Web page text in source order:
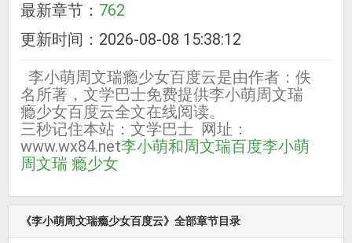
最新章节： 762
更新时间：2026-08-08 15:38:12
李小萌周文瑞瘾少女百度云是由作者：佚
名所著，文学巴士免费提供李小萌周文瑞
瘾少女百度云全文在线阅读。
三秒记住本站：文学巴士 网址：
www.wx84.net李小萌和周文瑞百度李小萌
周文瑞 瘾少女
《李小萌周文瑞瘾少女百度云》全部章节目录